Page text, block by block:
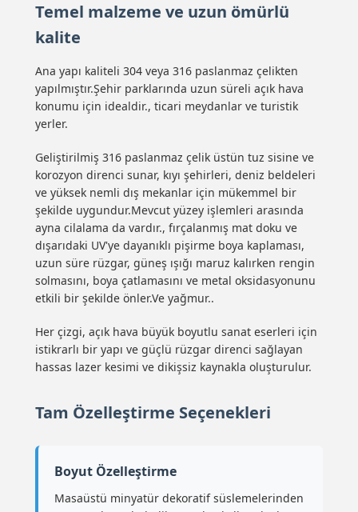
Temel malzeme ve uzun ömürlü
kalite
Ana yapı kaliteli 304 veya 316 paslanmaz çelikten
yapılmıştır.Şehir parklarında uzun süreli açık hava
konumu için idealdir., ticari meydanlar ve turistik
yerler.
Geliştirilmiş 316 paslanmaz çelik üstün tuz sisine ve
korozyon direnci sunar, kıyı şehirleri, deniz beldeleri
ve yüksek nemli dış mekanlar için mükemmel bir
şekilde uygundur.Mevcut yüzey işlemleri arasında
ayna cilalama da vardır., fırçalanmış mat doku ve
dışarıdaki UV'ye dayanıklı pişirme boya kaplaması,
uzun süre rüzgar, güneş ışığı maruz kalırken rengin
solmasını, boya çatlamasını ve metal oksidasyonunu
etkili bir şekilde önler.Ve yağmur..
Her çizgi, açık hava büyük boyutlu sanat eserleri için
istikrarlı bir yapı ve güçlü rüzgar direnci sağlayan
hassas lazer kesimi ve dikişsiz kaynakla oluşturulur.
Tam Özelleştirme Seçenekleri
Boyut Özelleştirme
Masaüstü minyatür dekoratif süslemelerinden